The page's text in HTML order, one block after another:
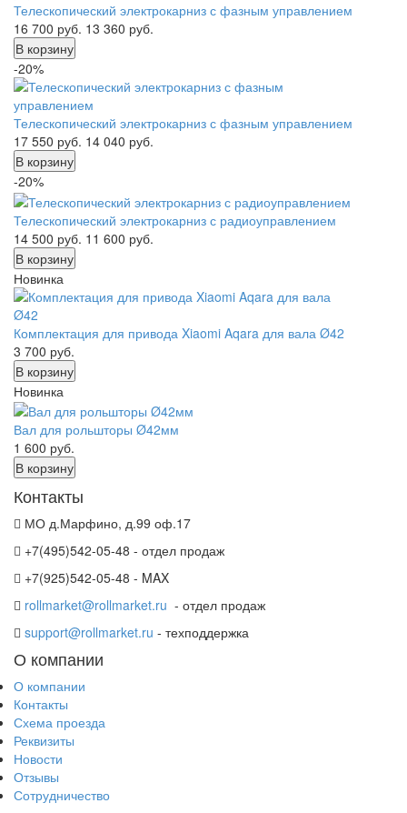
Телескопический электрокарниз с фазным управлением
16 700 руб. 13 360 руб.
В корзину
-20%
Телескопический электрокарниз с фазным управлением
17 550 руб. 14 040 руб.
В корзину
-20%
Телескопический электрокарниз с радиоуправлением
14 500 руб. 11 600 руб.
В корзину
Новинка
Комплектация для привода Xiaomi Aqara для вала Ø42
3 700 руб.
В корзину
Новинка
Вал для рольшторы Ø42мм
1 600 руб.
В корзину
Контакты
МО д.Марфино, д.99 оф.17
+7(495)542-05-48 - отдел продаж
+7(925)542-05-48 - MAX
rollmarket@rollmarket.ru - отдел продаж
support@rollmarket.ru - техподдержка
О компании
О компании
Контакты
Схема проезда
Реквизиты
Новости
Отзывы
Сотрудничество